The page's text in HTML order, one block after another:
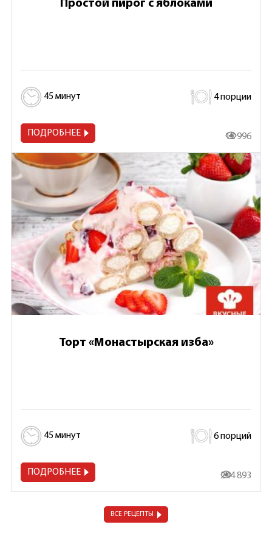
Простой пирог с яблоками
45 минут 4 порции
ПОДРОБНЕЕ 12 996
Торт «Монастырская изба»
45 минут 6 порций
ПОДРОБНЕЕ 244 893
ВСЕ РЕЦЕПТЫ